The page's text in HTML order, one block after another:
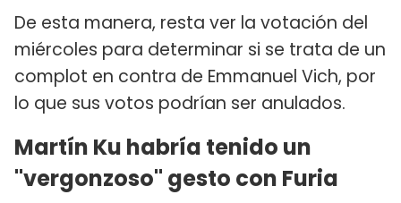
De esta manera, resta ver la votación del
miércoles para determinar si se trata de un
complot en contra de Emmanuel Vich, por
lo que sus votos podrían ser anulados.
Martín Ku habría tenido un
"vergonzoso" gesto con Furia